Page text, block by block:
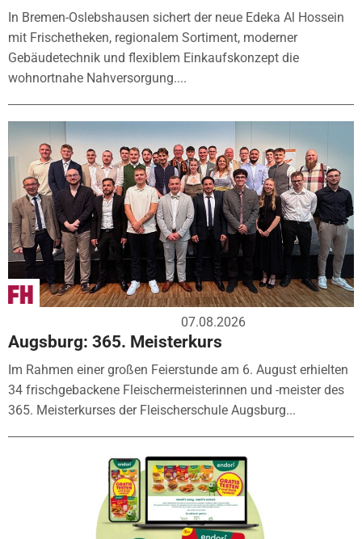
In Bremen-Oslebshausen sichert der neue Edeka Al Hossein
mit Frischetheken, regionalem Sortiment, moderner
Gebäudetechnik und flexiblem Einkaufskonzept die
wohnortnahe Nahversorgung....
07.08.2026
Augsburg: 365. Meisterkurs
Im Rahmen einer großen Feierstunde am 6. August erhielten
34 frischgebackene Fleischermeisterinnen und -meister des
365. Meisterkurses der Fleischerschule Augsburg...